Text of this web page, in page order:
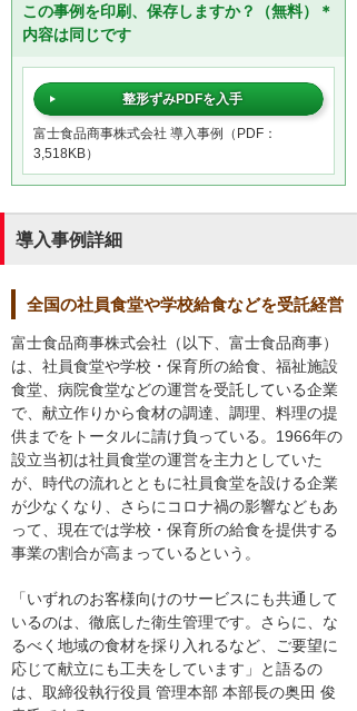
この事例を印刷、保存しますか？（無料）＊
内容は同じです
整形ずみPDFを入手
富士食品商事株式会社 導入事例（PDF：
3,518KB）
導入事例詳細
全国の社員食堂や学校給食などを受託経営
富士食品商事株式会社（以下、富士食品商事）
は、社員食堂や学校・保育所の給食、福祉施設
食堂、病院食堂などの運営を受託している企業
で、献立作りから食材の調達、調理、料理の提
供までをトータルに請け負っている。1966年の
設立当初は社員食堂の運営を主力としていた
が、時代の流れとともに社員食堂を設ける企業
が少なくなり、さらにコロナ禍の影響などもあ
って、現在では学校・保育所の給食を提供する
事業の割合が高まっているという。
「いずれのお客様向けのサービスにも共通して
いるのは、徹底した衛生管理です。さらに、な
るべく地域の食材を採り入れるなど、ご要望に
応じて献立にも工夫をしています」と語るの
は、取締役執行役員 管理本部 本部長の奥田 俊